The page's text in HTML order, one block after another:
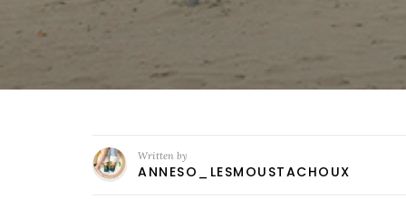
Written by
ANNESO_LESMOUSTACHOUX